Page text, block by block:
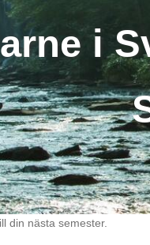
i
din nästa semester.